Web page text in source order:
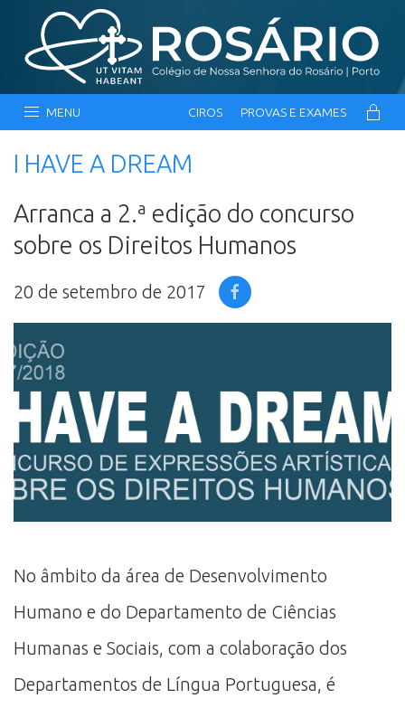
MENU CIROS PROVAS E EXAMES
I HAVE A DREAM
Arranca a 2.ª edição do concurso
sobre os Direitos Humanos
20 de setembro de 2017
No âmbito da área de Desenvolvimento
Humano e do Departamento de Ciências
Humanas e Sociais, com a colaboração dos
Departamentos de Língua Portuguesa, é